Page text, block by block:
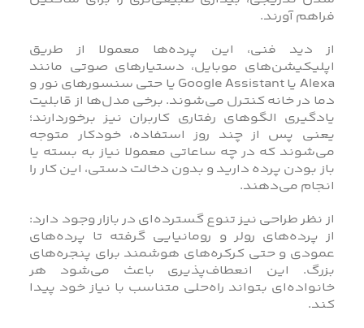
فراهم آورند.
از دید فنی، این پرده‌ها معمولا از طریق
اپلیکیشن‌های موبایل، دستیارهای صوتی مانند
Alexa یا Google Assistant یا حتی سنسورهای نور و
دما در خانه کنترل می‌شوند. برخی مدل‌ها از قابلیت
یادگیری الگوهای رفتاری کاربران نیز برخوردارند؛
یعنی پس از چند روز استفاده، خودکار متوجه
می‌شوند که در چه ساعاتی معمولا نیاز به بسته یا
باز بودن پرده دارید و بدون دخالت دستی، این کار را
انجام می‌دهند.
از نظر طراحی نیز تنوع گسترده‌ای در بازار وجود دارد:
از پرده‌های رولر و رومانیایی گرفته تا پرده‌های
عمودی و حتی کرکره‌های هوشمند برای پنجره‌های
بزرگ. این انعطاف‌پذیری باعث می‌شود هر
خانواده‌ای بتواند راه‌حلی متناسب با نیاز خود پیدا
کند.